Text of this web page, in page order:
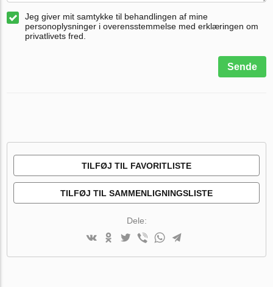
Jeg giver mit samtykke til behandlingen af mine
personoplysninger i overensstemmelse med erklæringen om
privatlivets fred.
Sende
TILFØJ TIL FAVORITLISTE
TILFØJ TIL SAMMENLIGNINGSLISTE
Dele: